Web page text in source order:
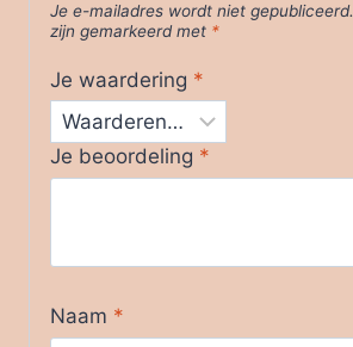
Je e-mailadres wordt niet gepubliceerd.
zijn gemarkeerd met *
Je waardering *
Je beoordeling *
Naam *